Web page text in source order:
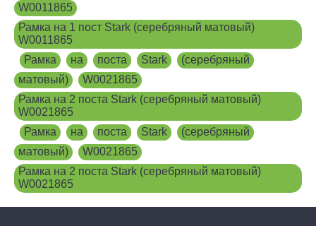
W0011865
Рамка на 1 пост Stark (серебряный матовый)
W0011865
Рамка на поста Stark (серебряный
матовый)
W0021865
Рамка на 2 поста Stark (серебряный матовый)
W0021865
Рамка на поста Stark (серебряный
матовый)
W0021865
Рамка на 2 поста Stark (серебряный матовый)
W0021865